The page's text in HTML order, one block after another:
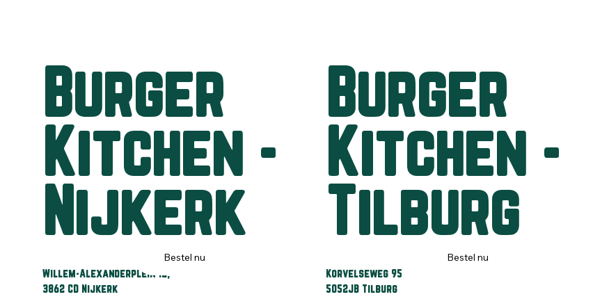
Burger
Kitchen -
Nijkerk
Willem-Alexanderplein 12,
3862 CD Nijkerk
Bestel nu
Burger
Kitchen -
Tilburg
Korvelseweg 95
5052JB Tilburg
Bestel nu